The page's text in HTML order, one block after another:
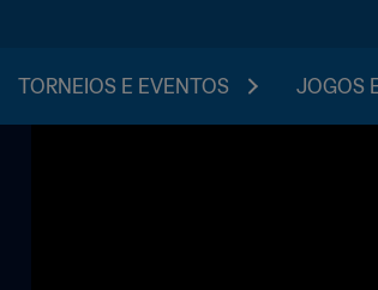
TORNEIOS E EVENTOS JOGOS